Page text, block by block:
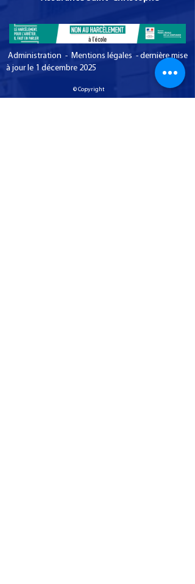
Administration - Mentions légales - dernière mise
à jour le 1 décembre 2025
© Copyright